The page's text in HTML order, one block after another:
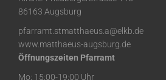
86163 Augsburg
pfarramt.stmatthaeus.a@elkb.de
www.matthaeus-augsburg.de
Öffnungszeiten Pfarramt
Mo: 15:00-19:00 Uhr